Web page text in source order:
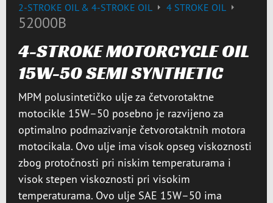
2-STROKE OIL & 4-STROKE OIL 4 STROKE OIL
52000B
4-STROKE MOTORCYCLE OIL
15W-50 SEMI SYNTHETIC
MPM polusintetičko ulje za četvorotaktne
motocikle 15W–50 posebno je razvijeno za
optimalno podmazivanje četvorotaktnih motora
motocikala. Ovo ulje ima visok opseg viskoznosti
zbog protočnosti pri niskim temperaturama i
visok stepen viskoznosti pri visokim
temperaturama. Ovo ulje SAE 15W–50 ima